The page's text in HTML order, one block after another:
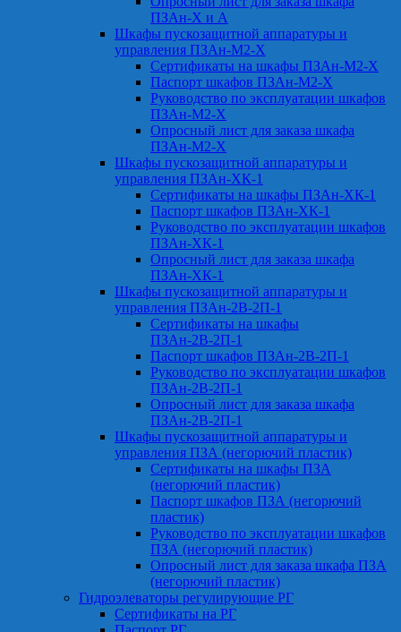
ПЗАн-Х и А
Шкафы пускозащитной аппаратуры и
управления ПЗАн-М2-Х
Сертификаты на шкафы ПЗАн-М2-Х
Паспорт шкафов ПЗАн-М2-Х
Руководство по эксплуатации шкафов
ПЗАн-М2-Х
Опросный лист для заказа шкафа
ПЗАн-М2-Х
Шкафы пускозащитной аппаратуры и
управления ПЗАн-ХК-1
Сертификаты на шкафы ПЗАн-ХК-1
Паспорт шкафов ПЗАн-ХК-1
Руководство по эксплуатации шкафов
ПЗАн-ХК-1
Опросный лист для заказа шкафа
ПЗАн-ХК-1
Шкафы пускозащитной аппаратуры и
управления ПЗАн-2В-2П-1
Сертификаты на шкафы
ПЗАн-2В-2П-1
Паспорт шкафов ПЗАн-2В-2П-1
Руководство по эксплуатации шкафов
ПЗАн-2В-2П-1
Опросный лист для заказа шкафа
ПЗАн-2В-2П-1
Шкафы пускозащитной аппаратуры и
управления ПЗА (негорючий пластик)
Сертификаты на шкафы ПЗА
(негорючий пластик)
Паспорт шкафов ПЗА (негорючий
пластик)
Руководство по эксплуатации шкафов
ПЗА (негорючий пластик)
Опросный лист для заказа шкафа ПЗА
(негорючий пластик)
Гидроэлеваторы регулирующие РГ
Сертификаты на РГ